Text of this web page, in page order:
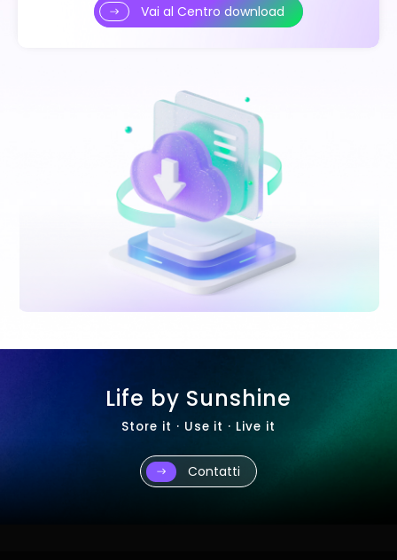
Vai al Centro download
Life by Sunshine
Store it · Use it · Live it
Contatti